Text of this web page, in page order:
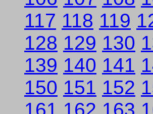
117 118 119
128 129 130
139 140 141
150 151 152